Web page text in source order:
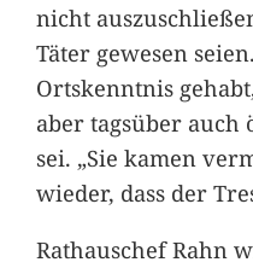
nicht
Täter gewesen
Ortskenntnis
aber tagsüber
sei. „Sie kamen
wieder, dass der
Rathauschef Rahn